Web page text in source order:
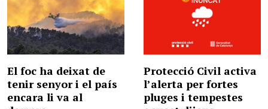
El foc ha deixat de
tenir senyor i el país
encara li va al
Protecció Civil activa
l’alerta per fortes
pluges i tempestes